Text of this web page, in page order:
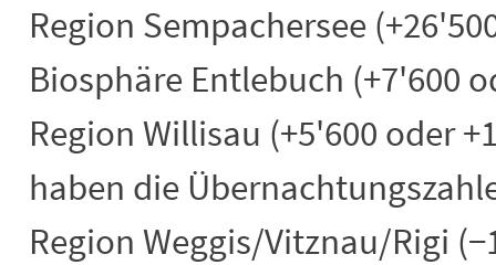
Region Sempachersee
Biosphäre Entlebuch (+7'600
Region Willisau (+5'600 oder
haben die
Region Weggis/Vitznau/Rigi